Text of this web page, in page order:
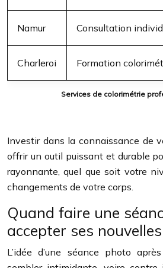
Services de colorimétrie
Namur Consultation
Charleroi Formation
Investir dans la connaissance de
offrir un outil puissant et durable
rayonnante, quel que soit votre
changements de votre corps.
Quand faire une
accepter ses
L’idée d’une séance photo